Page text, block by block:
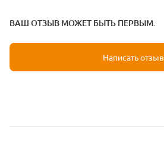
ВАШ ОТЗЫВ МОЖЕТ БЫТЬ ПЕРВЫМ.
Написать отзыв